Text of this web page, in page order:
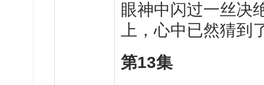
眼神中闪过一丝决
上，心中已然猜到
第13集